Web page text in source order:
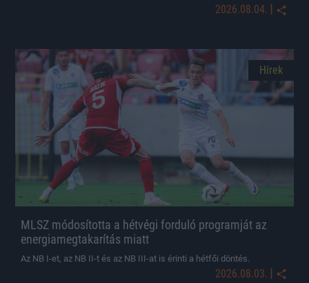
2026.08.04. |
Hírek
MLSZ módosította a hétvégi forduló programját az
energiamegtakarítás miatt
Az NB I-et, az NB II-t és az NB III-at is érinti a hétfői döntés.
2026.08.03. |